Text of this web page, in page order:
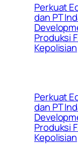
Perkuat
dan PT
Produksi
Kepolisian
Perkuat
dan PT
Produksi
Kepolisian